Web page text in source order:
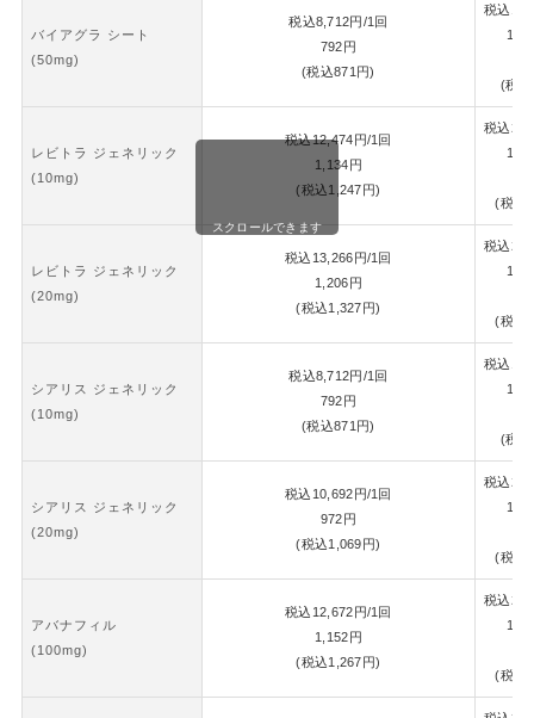
バイアグラ シート
(50mg)
税込8,712円/1回
792円
(税込871 円)
税込
1錠
(税込
レビトラ ジェネリック
(10mg)
税込12,474円/1回
1,134円
(税込1,247円)
税込
1錠
(税込
レビトラ ジェネリック
(20mg)
税込 13,266円/1回
1,206円
(税込1,327円)
税込
1錠
(税込
シアリス ジェネリック
(10mg)
税込8,712円/1回
792円
(税込871 円)
税込
1錠
(税込
シアリス ジェネリック
(20mg)
税込 10,692円/1回
972円
(税込1,069円)
税込
1錠
(税込
アバナフィル
(100mg)
税込 12,672円/1回
1,152円
(税込1,267円)
税込
1錠
(税込
スクロールできます